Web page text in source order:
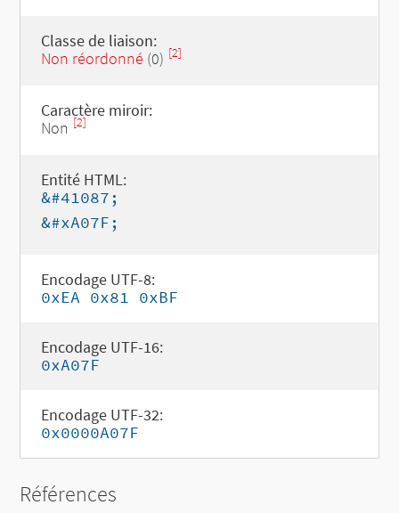
Classe de liaison:
Non réordonné (0) [2]
Caractère miroir:
Non [2]
Entité HTML:
&#41087;
&#xA07F;
Encodage UTF-8:
0xEA 0x81 0xBF
Encodage UTF-16:
0xA07F
Encodage UTF-32:
0x0000A07F
Références